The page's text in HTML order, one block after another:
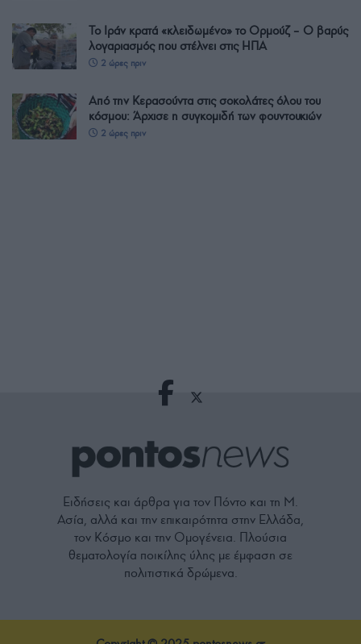
Το Ιράν κρατά «κλειδωμένο» το Ορμούζ – Ο βαρύς
λογαριασμός που στέλνει στις ΗΠΑ
2 ώρες πριν
Από την Κερασούντα στις σοκολάτες όλου του
κόσμου: Άρχισε η συγκομιδή των φουντουκιών
2 ώρες πριν
Ειδήσεις και άρθρα για τον Πόντο και τη Μ.
Ασία, αλλά και την επικαιρότητα στην Ελλάδα,
τον Κόσμο και την Ομογένεια. Πλούσια
θεματολογία ποικίλης ύλης με έμφαση σε
πολιτιστικά δρώμενα.